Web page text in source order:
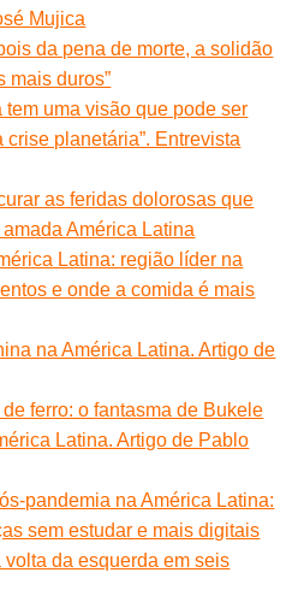
Mujica
da pena de morte, a solidão
mais duros”
tem uma visão que pode ser
planetária”. Entrevista
as feridas dolorosas que
América Latina
Latina: região líder na
e onde a comida é mais
na América Latina. Artigo de
ferro: o fantasma de Bukele
Latina. Artigo de Pablo
pandemia na América Latina:
sem estudar e mais digitais
da esquerda em seis